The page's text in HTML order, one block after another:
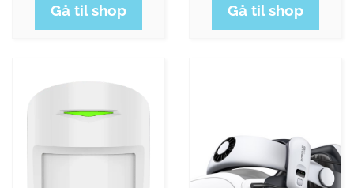
Gå til shop Gå til shop